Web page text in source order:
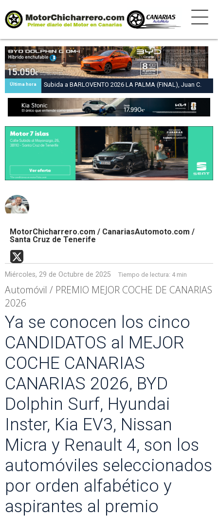
Última hora
Subida a BARLOVENTO 2026 LA PALMA (FINAL), Juan C.
Brito y Carlos A. Pérez hacen suya la victoria en la 47 Subida
a Barlovento
MotorChicharrero.com / CanariasAutomoto.com /
Santa Cruz de Tenerife
Miércoles, 29 de Octubre de 2025 Tiempo de lectura: 4 min
Automóvil / PREMIO MEJOR COCHE DE CANARIAS
2026
Ya se conocen los cinco
CANDIDATOS al MEJOR
COCHE CANARIAS
CANARIAS 2026, BYD
Dolphin Surf, Hyundai
Inster, Kia EV3, Nissan
Micra y Renault 4, son los
automóviles seleccionados
por orden alfabético y
aspirantes al premio